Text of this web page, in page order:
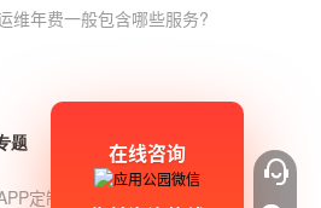
己开发使用，重点在于你的开发
适合销售业务人员，提高工作效率
户公司附近摇一摇，可能会有意外
维年费一般包含哪些服务?
题
定制_绍兴APP定制开发公
在线咨询